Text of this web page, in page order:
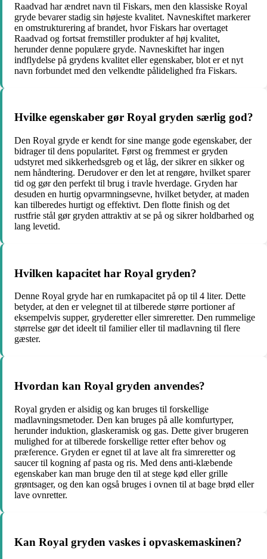
Raadvad har ændret navn til Fiskars, men den klassiske Royal
gryde bevarer stadig sin højeste kvalitet. Navneskiftet markerer
en omstrukturering af brandet, hvor Fiskars har overtaget
Raadvad og fortsat fremstiller produkter af høj kvalitet,
herunder denne populære gryde. Navneskiftet har ingen
indflydelse på grydens kvalitet eller egenskaber, blot er et nyt
navn forbundet med den velkendte pålidelighed fra Fiskars.
Hvilke egenskaber gør Royal gryden særlig god?
Den Royal gryde er kendt for sine mange gode egenskaber, der
bidrager til dens popularitet. Først og fremmest er gryden
udstyret med sikkerhedsgreb og et låg, der sikrer en sikker og
nem håndtering. Derudover er den let at rengøre, hvilket sparer
tid og gør den perfekt til brug i travle hverdage. Gryden har
desuden en hurtig opvarmningsevne, hvilket betyder, at maden
kan tilberedes hurtigt og effektivt. Den flotte finish og det
rustfrie stål gør gryden attraktiv at se på og sikrer holdbarhed og
lang levetid.
Hvilken kapacitet har Royal gryden?
Denne Royal gryde har en rumkapacitet på op til 4 liter. Dette
betyder, at den er velegnet til at tilberede større portioner af
eksempelvis supper, gryderetter eller simreretter. Den rummelige
størrelse gør det ideelt til familier eller til madlavning til flere
gæster.
Hvordan kan Royal gryden anvendes?
Royal gryden er alsidig og kan bruges til forskellige
madlavningsmetoder. Den kan bruges på alle komfurtyper,
herunder induktion, glaskeramisk og gas. Dette giver brugeren
mulighed for at tilberede forskellige retter efter behov og
præference. Gryden er egnet til at lave alt fra simreretter og
saucer til kogning af pasta og ris. Med dens anti-klæbende
egenskaber kan man bruge den til at stege kød eller grille
grøntsager, og den kan også bruges i ovnen til at bage brød eller
lave ovnretter.
Kan Royal gryden vaskes i opvaskemaskinen?